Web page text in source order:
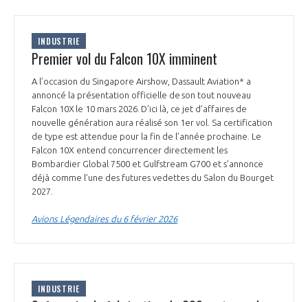
INDUSTRIE
Premier vol du Falcon 10X imminent
A l’occasion du Singapore Airshow, Dassault Aviation* a
annoncé la présentation officielle de son tout nouveau
Falcon 10X le 10 mars 2026. D’ici là, ce jet d’affaires de
nouvelle génération aura réalisé son 1er vol. Sa certification
de type est attendue pour la fin de l’année prochaine. Le
Falcon 10X entend concurrencer directement les
Bombardier Global 7500 et Gulfstream G700 et s’annonce
déjà comme l’une des futures vedettes du Salon du Bourget
2027.
Avions Légendaires du 6 février 2026
INDUSTRIE